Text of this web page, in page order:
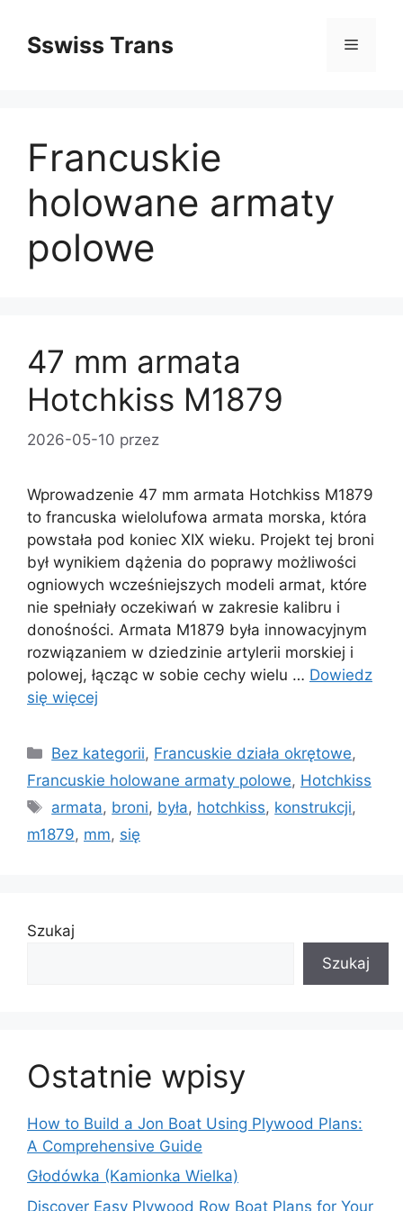
treściSswiss Trans Menu
Francuskie
holowane armaty
polowe
47 mm armata
Hotchkiss M1879
2026-05-10 przez
Wprowadzenie 47 mm armata Hotchkiss M1879
to francuska wielolufowa armata morska, która
powstała pod koniec XIX wieku. Projekt tej broni
był wynikiem dążenia do poprawy możliwości
ogniowych wcześniejszych modeli armat, które
nie spełniały oczekiwań w zakresie kalibru i
donośności. Armata M1879 była innowacyjnym
rozwiązaniem w dziedzinie artylerii morskiej i
polowej, łącząc w sobie cechy wielu … Dowiedz
się więcej
Kategorie
Bez kategorii, Francuskie działa okrętowe,
Francuskie holowane armaty polowe, Hotchkiss
Tagi
armata, broni, była, hotchkiss, konstrukcji,
m1879, mm, się
Szukaj
Szukaj
Ostatnie wpisy
How to Build a Jon Boat Using Plywood Plans:
A Comprehensive Guide
Głodówka (Kamionka Wielka)
Discover Easy Plywood Row Boat Plans for Your